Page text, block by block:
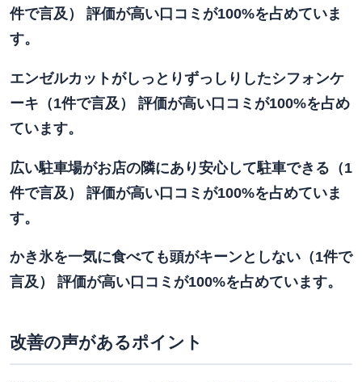
件で言及） 評価が高い口コミが100%を占めていま
す。
エンゼルカットがしっとりずっしりしたシフォンケ
ーキ（1件で言及） 評価が高い口コミが100%を占め
ています。
広い駐車場がお店の隣にあり安心して駐車できる（1
件で言及） 評価が高い口コミが100%を占めていま
す。
かき氷を一気に食べても頭がキーンとしない（1件で
言及） 評価が高い口コミが100%を占めています。
改善の声があるポイント